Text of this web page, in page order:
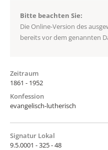
Bitte beachten Sie:
Die Online-Version des
bereits vor dem genannten
Zeitraum
1861 - 1952
Konfession
evangelisch-lutherisch
Signatur Lokal
9.5.0001 - 325 - 48